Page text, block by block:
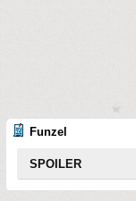
Funzel
SPOILER